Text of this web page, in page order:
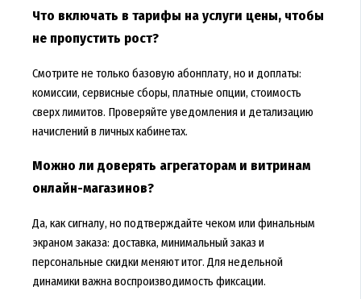
Что включать в тарифы на услуги цены, чтобы
не пропустить рост?
Смотрите не только базовую абонплату, но и доплаты:
комиссии, сервисные сборы, платные опции, стоимость
сверх лимитов. Проверяйте уведомления и детализацию
начислений в личных кабинетах.
Можно ли доверять агрегаторам и витринам
онлайн-магазинов?
Да, как сигналу, но подтверждайте чеком или финальным
экраном заказа: доставка, минимальный заказ и
персональные скидки меняют итог. Для недельной
динамики важна воспроизводимость фиксации.